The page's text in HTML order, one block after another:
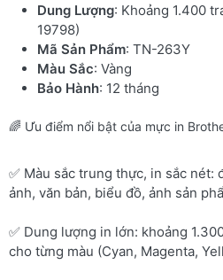
Dung Lượng: Khoảng 1.400
19798)
Mã Sản Phẩm: TN-263Y
Màu Sắc: Vàng
Bảo Hành: 12 tháng
🌈 Ưu điểm nổi bật của mực in
✅ Màu sắc trung thực, in sắc nét:
ảnh, văn bản, biểu đồ, ảnh sản
✅ Dung lượng in lớn: khoảng
cho từng màu (Cyan, Magenta,